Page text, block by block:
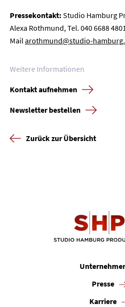
Pressekontakt: Studio Hamburg
Alexa Rothmund, Tel. 040 6688
Mailarothmund@studio-
Weitere Informationen
Kontakt aufnehmen
Newsletter bestellen
Zurück zur Übersicht
Presse
Karriere